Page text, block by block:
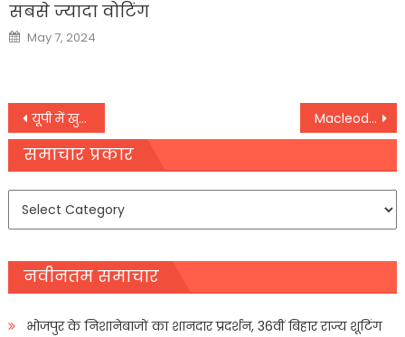
सबसे ज्यादा वोटिंग
Posted
on
May 7, 2024
Post
navigation
यूपी में खुलेगी राष्ट्रीय रोग नियंत्रण केंद्र की शाखा, आज केंद्र के साथ समझौता करेगी प्रदेश सरकार Macleods Pharma, TBO Tek और Suraj Estate डेवलपर्स को मिली IPO लाने की मंजूरी
समाचार प्रकार
समाचार
नवीनतम समाचार
भोजपुर के निशानेबाजों का शानदार प्रदर्शन, 36वीं बिहार राज्य शूटिंग